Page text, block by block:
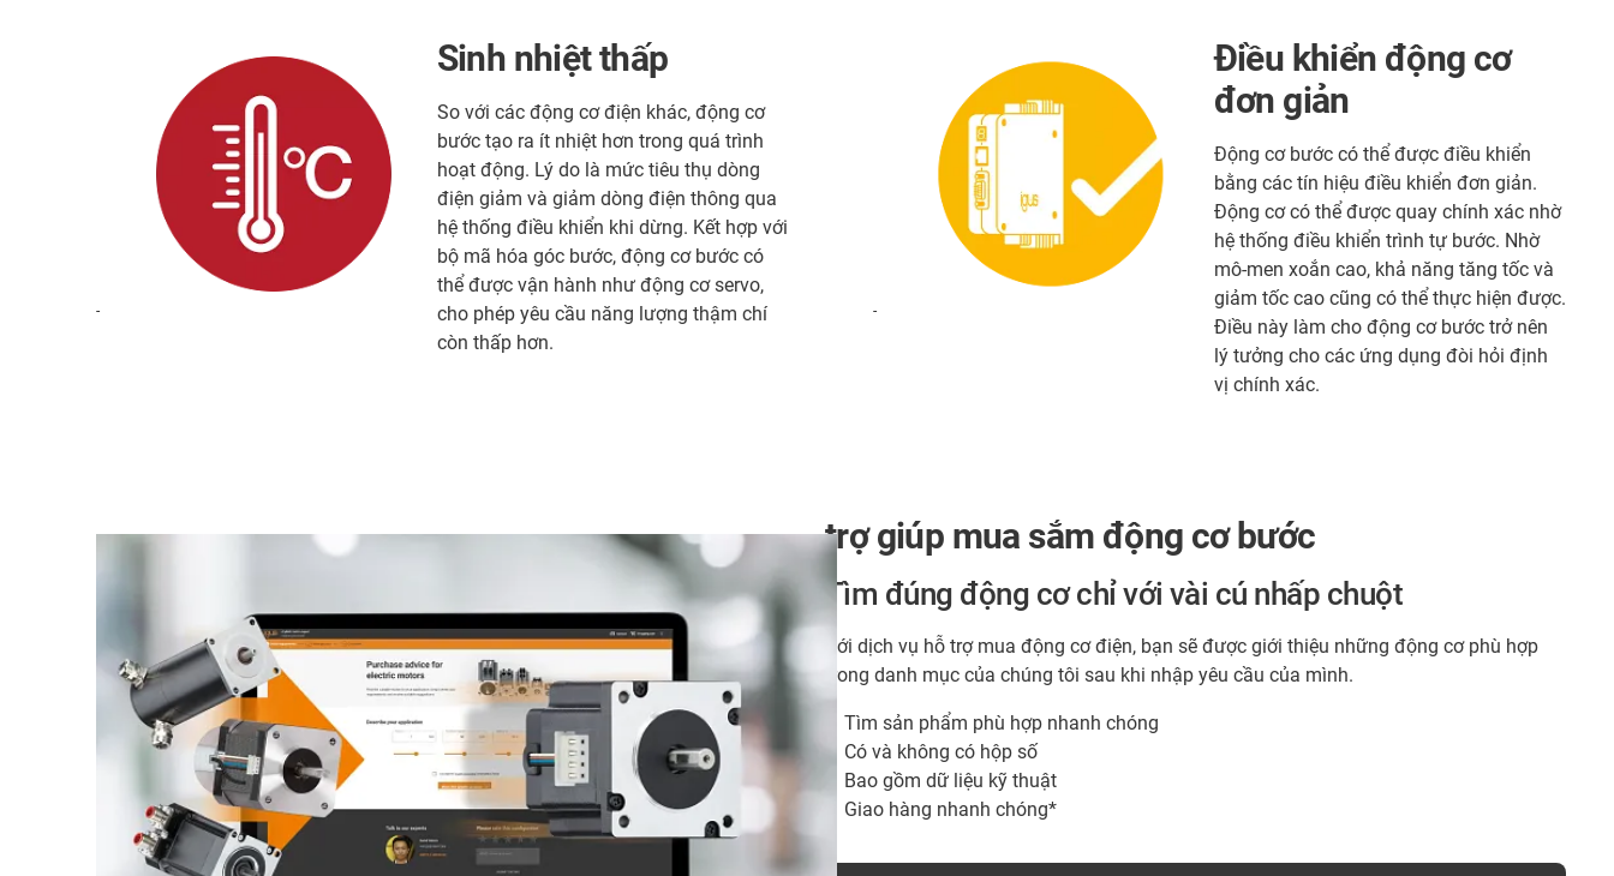
-
Sinh nhiệt thấp
So với các động cơ điện khác, động cơ
bước tạo ra ít nhiệt hơn trong quá trình
hoạt động. Lý do là mức tiêu thụ dòng
điện giảm và giảm dòng điện thông qua
hệ thống điều khiển khi dừng. Kết hợp với
bộ mã hóa góc bước, động cơ bước có
thể được vận hành như động cơ servo,
cho phép yêu cầu năng lượng thậm chí
còn thấp hơn.
-
Điều khiển động cơ
đơn giản
Động cơ bước có thể được điều khiển
bằng các tín hiệu điều khiển đơn giản.
Động cơ có thể được quay chính xác nhờ
hệ thống điều khiển trình tự bước. Nhờ
mô-men xoắn cao, khả năng tăng tốc và
giảm tốc cao cũng có thể thực hiện được.
Điều này làm cho động cơ bước trở nên
lý tưởng cho các ứng dụng đòi hỏi định
vị chính xác.
trợ giúp mua sắm động cơ bước
Tìm đúng động cơ chỉ với vài cú nhấp chuột
Với dịch vụ hỗ trợ mua động cơ điện, bạn sẽ được giới thiệu những động cơ phù hợp
trong danh mục của chúng tôi sau khi nhập yêu cầu của mình.
Tìm sản phẩm phù hợp nhanh chóng
Có và không có hộp số
Bao gồm dữ liệu kỹ thuật
Giao hàng nhanh chóng*